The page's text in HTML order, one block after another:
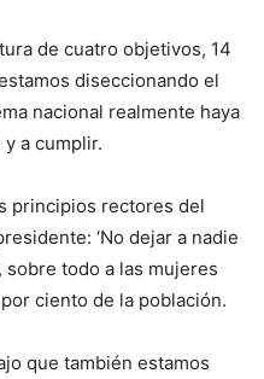
de cuatro objetivos, 14
diseccionando el
nacional realmente haya
a cumplir.
principios rectores del
‘No dejar a nadie
sobre todo a las mujeres
ciento de la población.
que también estamos